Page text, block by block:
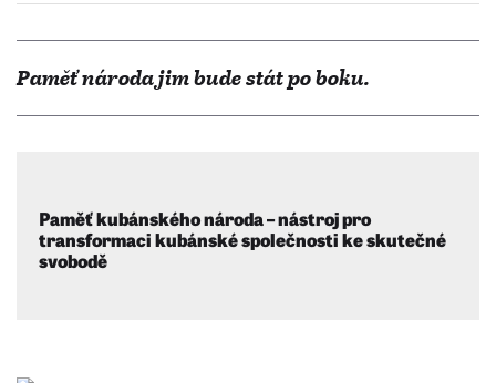
Paměť národa jim bude stát po boku.
Paměť kubánského národa – nástroj pro
transformaci kubánské společnosti ke skutečné
svobodě